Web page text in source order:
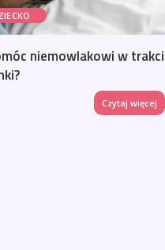
niemowlakowi w
Czytaj więcej